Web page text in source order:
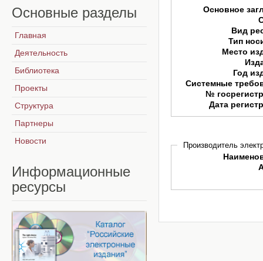
Основное
Вид
Тип
Место
Год
Системные
№
Дата
Производитель
Основные разделы
Главная
Деятельность
Библиотека
Проекты
Структура
Партнеры
Новости
Информационные
ресурсы